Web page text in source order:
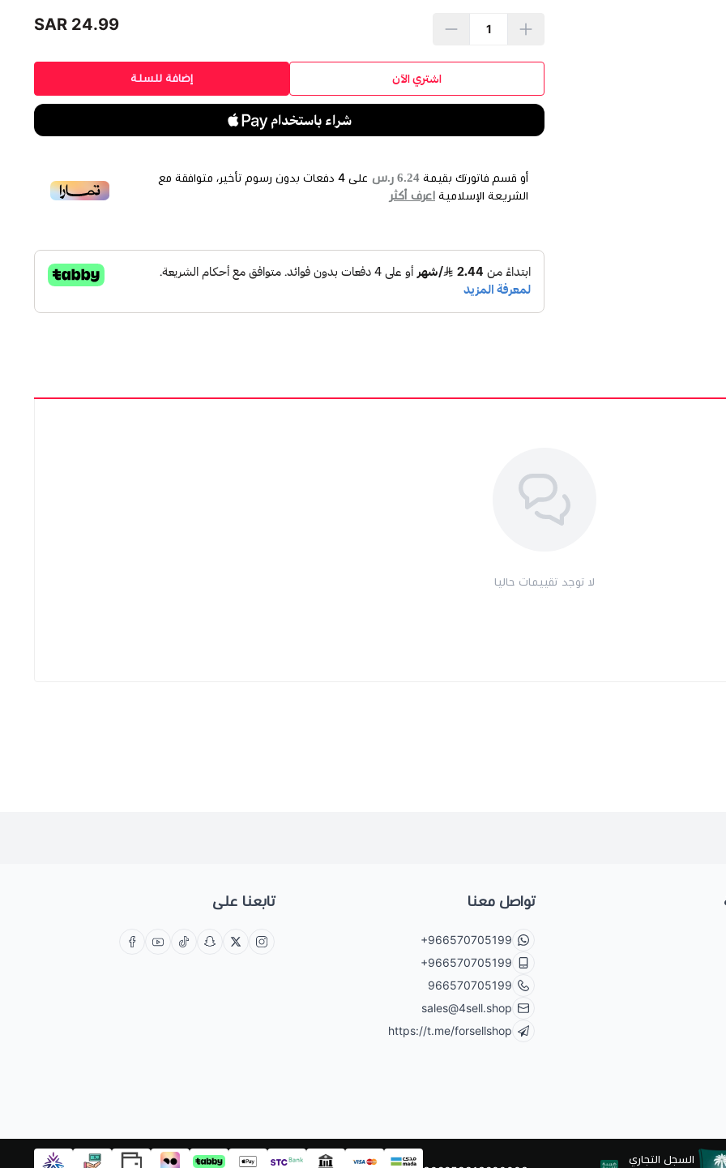
24.99 SAR
إضافة للسلة اشتري الآن
أو قسم فاتورتك بقيمة 6.24 ر.س على 4 دفعات بدون رسوم تأخير، متوافقة مع
الشريعة الإسلامية اعرف أكثر
لا توجد تقييمات حاليا
تواصل معنا
+966570705199
+966570705199
966570705199
sales@4sell.shop
https://t.me/forsellshop
تابعنا على
السجل التجاري